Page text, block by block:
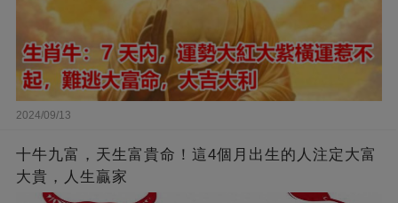
2024/09/13
十牛九富，天生富貴命！這4個月出生的人注定大富
大貴，人生贏家